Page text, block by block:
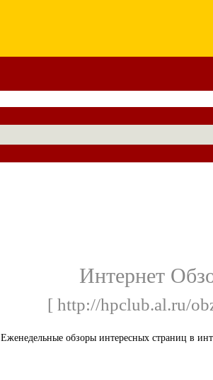
Интернет
[ http://hpclub.al.ru/
Еженедельные обзоры интересных страниц в